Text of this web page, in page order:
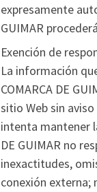
expresamente
GUIMAR
Exención de
La información
COMARCA DE
sitio Web sin
intenta mantener
DE GUIMAR no
inexactitudes,
conexión externa;